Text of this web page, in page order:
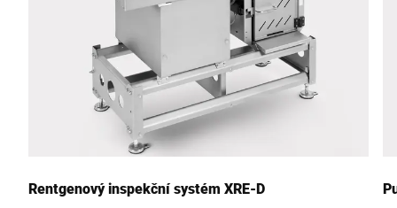
Rentgenový inspekční systém XRE-D